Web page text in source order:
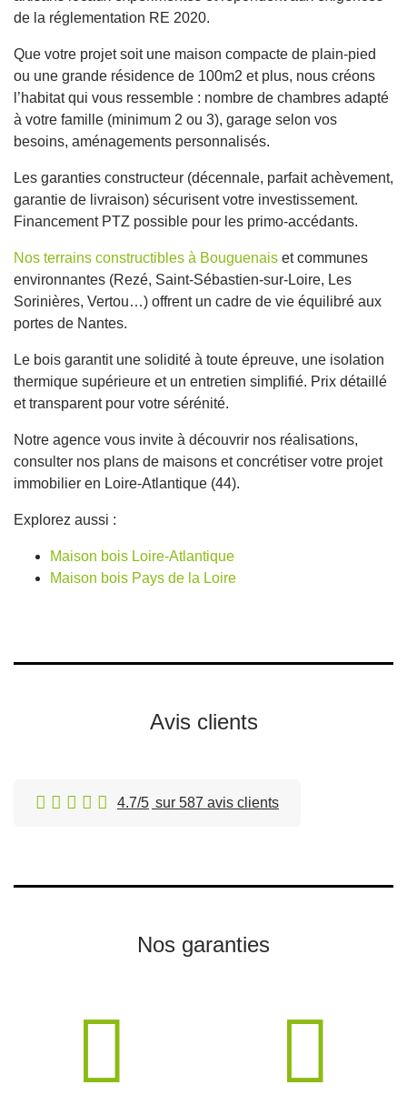
de la réglementation RE 2020.
Que votre projet soit une maison compacte de plain-pied
ou une grande résidence de 100m2 et plus, nous créons
l’habitat qui vous ressemble : nombre de chambres adapté
à votre famille (minimum 2 ou 3), garage selon vos
besoins, aménagements personnalisés.
Les garanties constructeur (décennale, parfait achèvement,
garantie de livraison) sécurisent votre investissement.
Financement PTZ possible pour les primo-accédants.
Nos terrains constructibles à Bouguenais et communes
environnantes (Rezé, Saint-Sébastien-sur-Loire, Les
Sorinières, Vertou…) offrent un cadre de vie équilibré aux
portes de Nantes.
Le bois garantit une solidité à toute épreuve, une isolation
thermique supérieure et un entretien simplifié. Prix détaillé
et transparent pour votre sérénité.
Notre agence vous invite à découvrir nos réalisations,
consulter nos plans de maisons et concrétiser votre projet
immobilier en Loire-Atlantique (44).
Explorez aussi :
Maison bois Loire-Atlantique
Maison bois Pays de la Loire
Avis clients
4.7/5 sur 587 avis clients
Nos garanties